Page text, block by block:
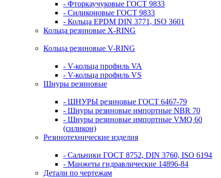
- Фторкаучуковые ГОСТ 9833
- Силиконовые ГОСТ 9833
- Кольца EPDM DIN 3771, ISO 3601
Кольца резиновые Х-RING
Кольца резиновые V-RING
- V-кольца профиль VA
- V-кольца профиль VS
Шнуры резиновые
- ШНУРЫ резиновые ГОСТ 6467-79
- Шнуры резиновые импортные NBR 70
- Шнуры резиновые импортные VMQ 60
(силикон)
Резинотехнические изделия
- Сальники ГОСТ 8752, DIN 3760, ISO 6194
- Манжеты гидравлические 14896-84
Детали по чертежам